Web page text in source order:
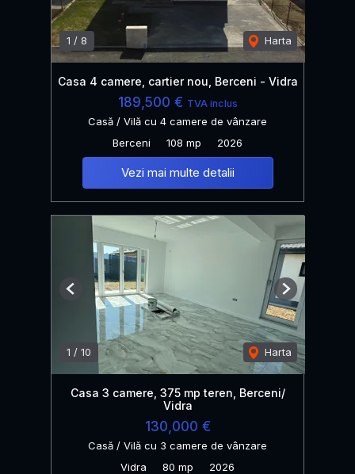
1 / 8 Harta
Casa 4 camere, cartier nou, Berceni - Vidra
189,500 € TVA inclus
Casă / Vilă cu 4 camere de vânzare
Berceni
108 mp 2026
Vezi mai multe detalii
1 / 10 Harta
Previous Next
Casa 3 camere, 375 mp teren, Berceni/
Vidra
130,000 €
Casă / Vilă cu 3 camere de vânzare
Vidra
80 mp 2026